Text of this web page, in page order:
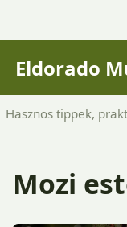
Eldorado
Hasznos tippek,
Mozi